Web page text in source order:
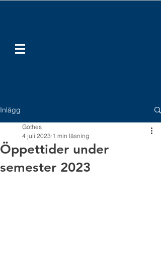
Inlägg
Öppettider under
semester 2023
Göthes
4 juli 2023 1 min läsning